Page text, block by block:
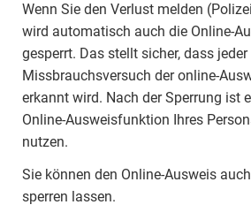
Wenn Sie den Verlust melden
wird automatisch auch die Online-
gesperrt. Das stellt sicher, dass jeder
Missbrauchsversuch der online-
erkannt wird. Nach der Sperrung ist
Online-Ausweisfunktion Ihres
nutzen.
Sie können den Online-Ausweis
sperren lassen.